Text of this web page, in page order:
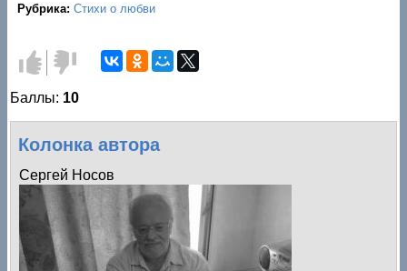
Рубрика:Стихи о любви
Голос
за!
Голос
против!
Баллы: 10
Колонка автора
Сергей Носов